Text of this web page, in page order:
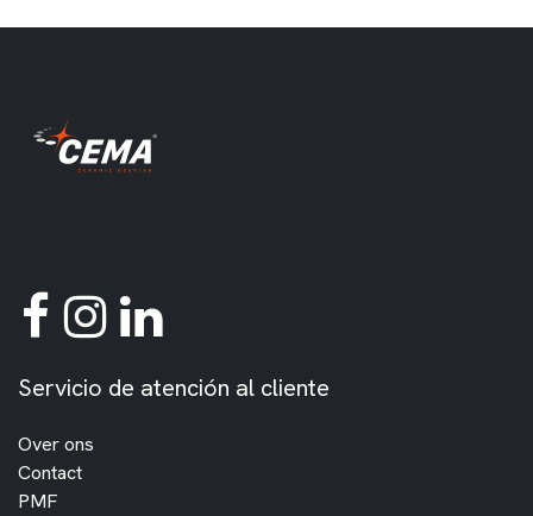
Servicio de atención al cliente
Over ons
Contact
PMF